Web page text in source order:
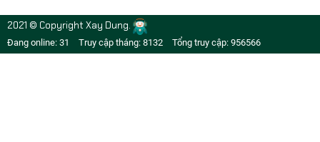
2021 © Copyright Xay Dung.
Đang online: 31 Truy cập tháng: 8132 Tổng truy cập: 956566